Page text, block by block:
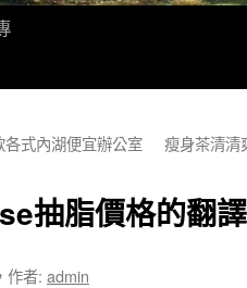
式內湖便宜辦公室
瘦身茶清清
抽脂價格的翻
， 作者: admin